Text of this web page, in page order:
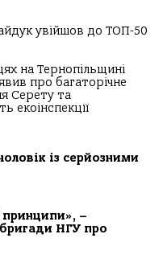
увійшов до ТОП-50
на Тернопільщині
про багаторічне
Серету та
екоінспекції
із серйозними
принципи», –
НГУ про